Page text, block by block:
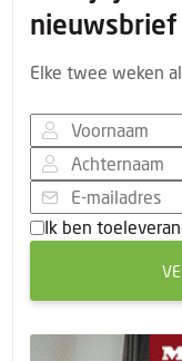
nieuwsbrief
Elke twee weken
Ik ben